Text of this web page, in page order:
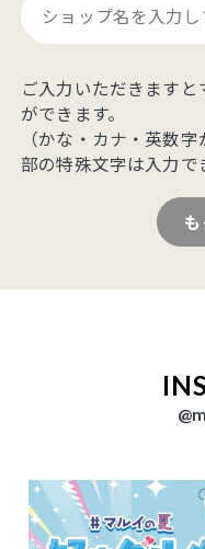
ご入力いただきます
ができます。
（かな・カナ・英数
部の特殊文字は入力で